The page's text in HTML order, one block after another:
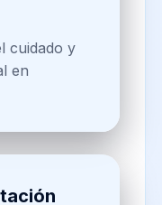
y
con